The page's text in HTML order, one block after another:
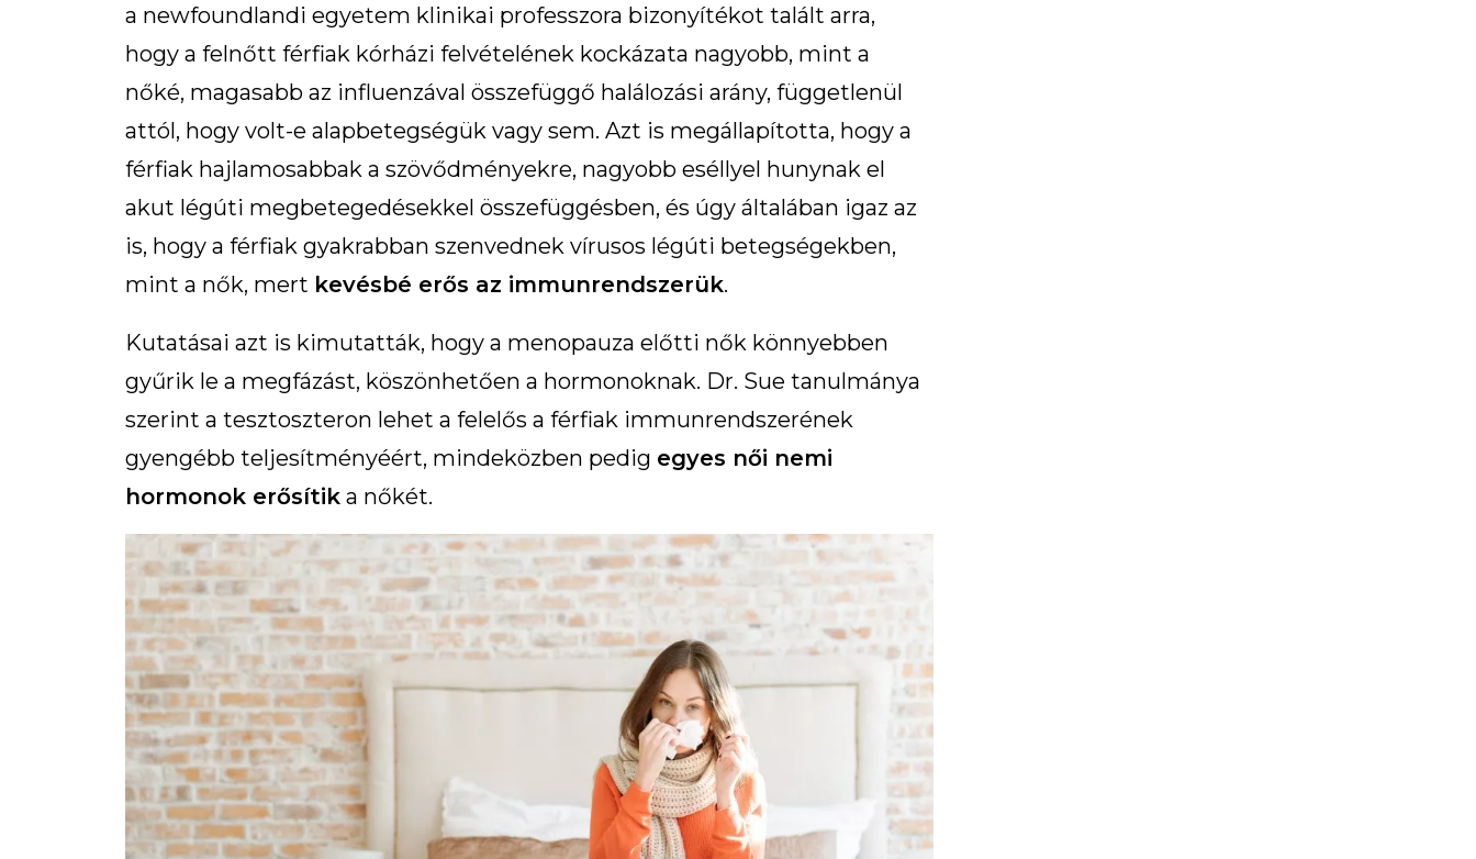
a newfoundlandi egyetem klinikai professzora bizonyítékot talált arra,
hogy a felnőtt férfiak kórházi felvételének kockázata nagyobb, mint a
nőké, magasabb az influenzával összefüggő halálozási arány, függetlenül
attól, hogy volt-e alapbetegségük vagy sem. Azt is megállapította, hogy a
férfiak hajlamosabbak a szövődményekre, nagyobb eséllyel hunynak el
akut légúti megbetegedésekkel összefüggésben, és úgy általában igaz az
is, hogy a férfiak gyakrabban szenvednek vírusos légúti betegségekben,
mint a nők, mert kevésbé erős az immunrendszerük.
Kutatásai azt is kimutatták, hogy a menopauza előtti nők könnyebben
gyűrik le a megfázást, köszönhetően a hormonoknak. Dr. Sue tanulmánya
szerint a tesztoszteron lehet a felelős a férfiak immunrendszerének
gyengébb teljesítményéért, mindeközben pedig egyes női nemi
hormonok erősítik a nőkét.